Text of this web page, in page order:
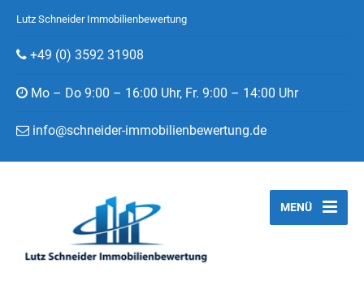
Lutz Schneider Immobilienbewertung
+49 (0) 3592 31908
Mo – Do 9:00 – 16:00 Uhr, Fr. 9:00 – 14:00 Uhr
info@schneider-immobilienbewertung.de
MENÜ